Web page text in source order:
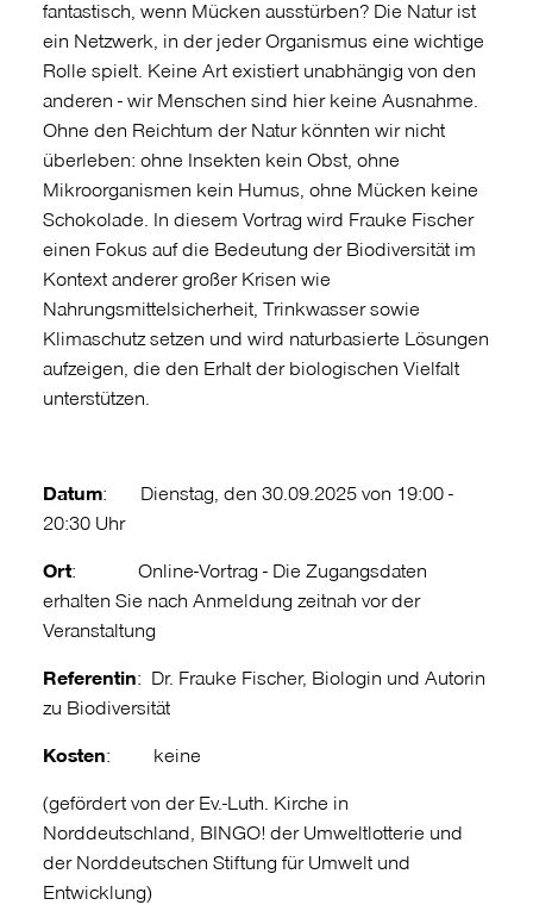
fantastisch, wenn Mücken ausstürben? Die Natur ist
ein Netzwerk, in der jeder Organismus eine wichtige
Rolle spielt. Keine Art existiert unabhängig von den
anderen - wir Menschen sind hier keine Ausnahme.
Ohne den Reichtum der Natur könnten wir nicht
überleben: ohne Insekten kein Obst, ohne
Mikroorganismen kein Humus, ohne Mücken keine
Schokolade. In diesem Vortrag wird Frauke Fischer
einen Fokus auf die Bedeutung der Biodiversität im
Kontext anderer großer Krisen wie
Nahrungsmittelsicherheit, Trinkwasser sowie
Klimaschutz setzen und wird naturbasierte Lösungen
aufzeigen, die den Erhalt der biologischen Vielfalt
unterstützen.
Datum: Dienstag, den 30.09.2025 von 19:00 -
20:30 Uhr
Ort: Online-Vortrag - Die Zugangsdaten
erhalten Sie nach Anmeldung zeitnah vor der
Veranstaltung
Referentin: Dr. Frauke Fischer, Biologin und Autorin
zu Biodiversität
Kosten: keine
(gefördert von derEv.-Luth. Kirche in
Norddeutschland BINGO! der Umweltlotterie und
der Norddeutschen Stiftung für Umwelt und
Entwicklung)